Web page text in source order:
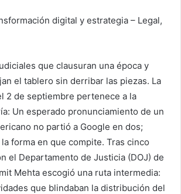
digital y estrategia – Legal,
que clausuran una época y
el tablero sin derribar las piezas. La
2 de septiembre pertenece a la
Un esperado pronunciamiento de un
no partió a Google en dos;
forma en que compite. Tras cinco
el Departamento de Justicia (DOJ) de
Mehta escogió una ruta intermedia:
que blindaban la distribución del